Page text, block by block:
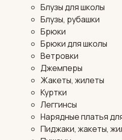
Блузы для школы
Блузы, рубашки
Брюки
Брюки для школы
Ветровки
Джемперы
Жакеты, жилеты
Куртки
Леггинсы
Нарядные платья
Пиджаки, жакеты,